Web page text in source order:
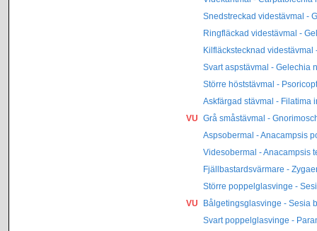
Snedstreckad videstävmal -
Ringfläckad videstävmal -
Kilfläckstecknad
Svart aspstävmal - Gelechia
Större höststävmal -
Askfärgad stävmal - Filatima
VU Grå småstävmal -
Aspsobermal - Anacampsis
Videsobermal - Anacampsis
Fjällbastardsvärmare -
Större poppelglasvinge -
VU
Bålgetingsglasvinge - Sesia
Svart poppelglasvinge -